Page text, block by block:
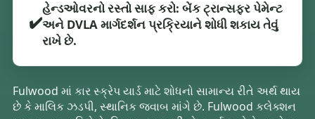
✔️
હેન્ડઓવરનો રસ્તો સાફ કરો: બેંક ટ્રાન્સફર પેમેન્ટ
અને DVLA માર્ગદર્શન પ્રક્રિયાને શોધી શકાય તેવું
રાખે છે.
Fulwood માં કાર સ્ક્રેપ યાર્ડ માટે શોધનો સામાન્ય રીતે અર્થ થાય
છે કે માલિક ઝડપી, સ્થાનિક જવાબ માંગે છે. Fulwood કલેક્શન